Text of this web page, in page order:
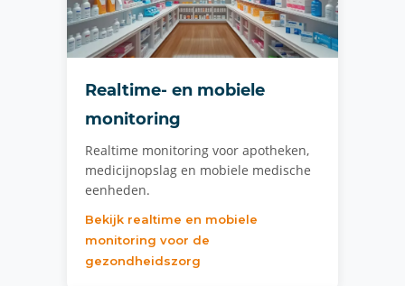
Realtime- en mobiele
monitoring
Realtime monitoring voor apotheken,
medicijnopslag en mobiele medische
eenheden.
Bekijk realtime en mobiele
monitoring voor de
gezondheidszorg